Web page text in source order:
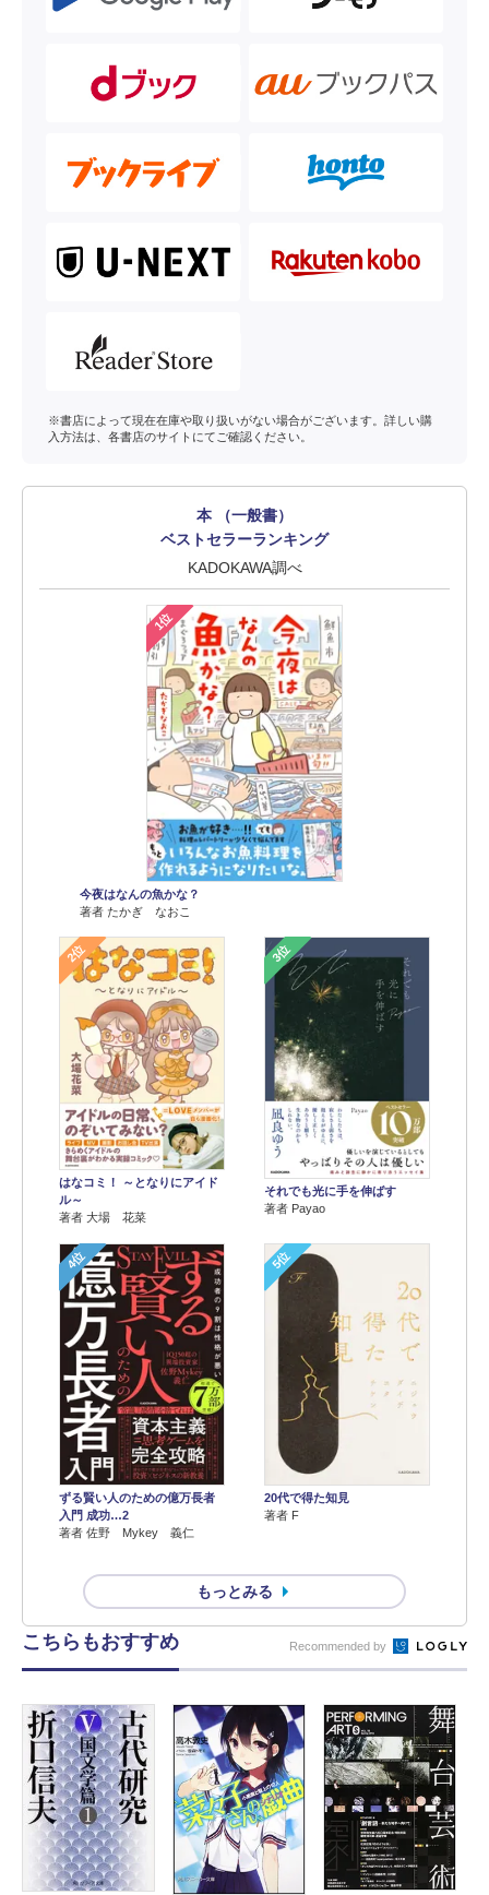
※書店によって現在在庫や取り扱いがない場合がございます。詳しい購
入方法は、各書店のサイトにてご確認ください。
本 （一般書）
ベストセラーランキング
KADOKAWA調べ
1位
今夜はなんの魚かな？
著者 たかぎ なおこ
2位
はなコミ！ ～となりにアイド
ル～
著者 大場 花菜
3位
それでも光に手を伸ばす
著者 Payao
4位
ずる賢い人のための億万長者
入門 成功…2
著者 佐野 Mykey 義仁
5位
20代で得た知見
著者 F
もっとみる
こちらもおすすめ Recommended by